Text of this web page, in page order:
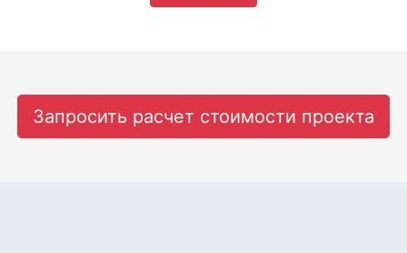
Запросить расчет стоимости проекта